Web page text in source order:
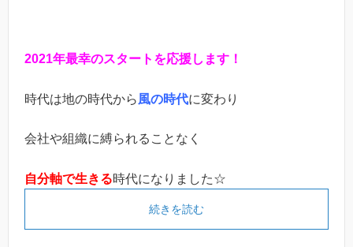
2021年最幸のスタートを応援します！
時代は地の時代から風の時代に変わり
会社や組織に縛られることなく
自分軸で生きる時代になりました☆
続きを読む